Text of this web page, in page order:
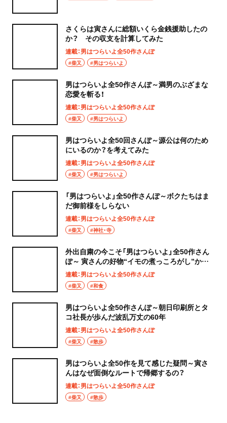
さくらは寅さんに総額いくら金銭援助したの
か？ その収支を計算してみた
連載：男はつらいよ全50作さんぽ
#柴又 #男はつらいよ
男はつらいよ全50作さんぽ～満男のぶざまな
恋愛を斬る！
連載：男はつらいよ全50作さんぽ
#柴又 #男はつらいよ
男はつらいよ全50回さんぽ～源公は何のため
にいるのか？を考えてみた
連載：男はつらいよ全50作さんぽ
#柴又 #男はつらいよ
「男はつらいよ」全50作さんぽ～ボクたちはま
だ御前様をしらない
連載：男はつらいよ全50作さんぽ
#柴又 #神社・寺
外出自粛の今こそ「男はつらいよ」全50作さん
ぽ～ 寅さんの好物“イモの煮っころがし”から
見えてくるもの
連載：男はつらいよ全50作さんぽ
#柴又 #和食
男はつらいよ全50作さんぽ～朝日印刷所とタ
コ社長が歩んだ波乱万丈の60年
連載：男はつらいよ全50作さんぽ
#柴又 #散歩
男はつらいよ全50作を見て感じた疑問～寅さ
んはなぜ面倒なルートで帰郷するの？
連載：男はつらいよ全50作さんぽ
#柴又 #散歩